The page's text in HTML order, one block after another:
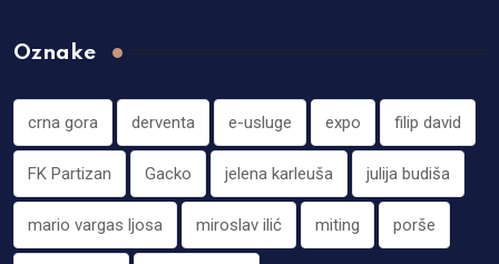
Oznake
crna gora derventa e-usluge expo filip david
FK Partizan Gacko jelena karleuša julija budiša
mario vargas ljosa miroslav ilić miting porše